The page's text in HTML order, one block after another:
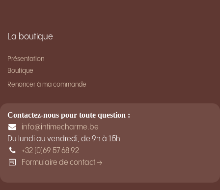
La boutique
Présentation
Bouti​que
Renoncer à ma commande
Contactez-nous pour toute question :
info@intimecharme.be
Du lundi au vendredi, de 9h à 15h
+32 (0)69 57 68 92
Formulaire de contact →